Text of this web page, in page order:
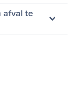
afval te